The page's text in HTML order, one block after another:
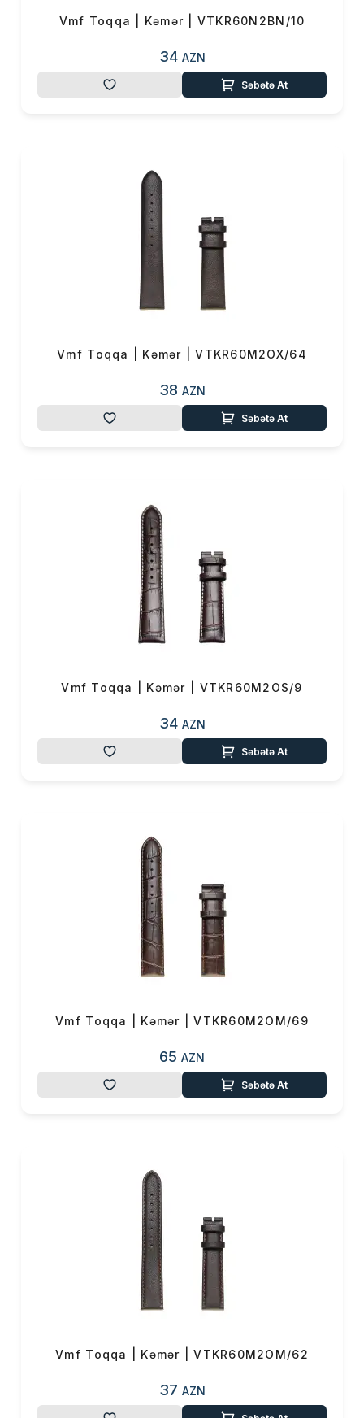
Vmf Toqqa | Kəmər | VTKR60N2BN/10
34 AZN
Səbətə At
Vmf Toqqa | Kəmər | VTKR60M2OX/64
38 AZN
Səbətə At
Vmf Toqqa | Kəmər | VTKR60M2OS/9
34 AZN
Səbətə At
Vmf Toqqa | Kəmər | VTKR60M2OM/69
65 AZN
Səbətə At
Vmf Toqqa | Kəmər | VTKR60M2OM/62
37 AZN